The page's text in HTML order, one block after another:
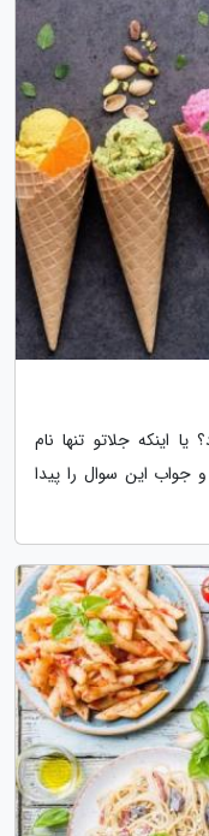
اینکه جلاتو تنها نام
جواب این سوال را پیدا